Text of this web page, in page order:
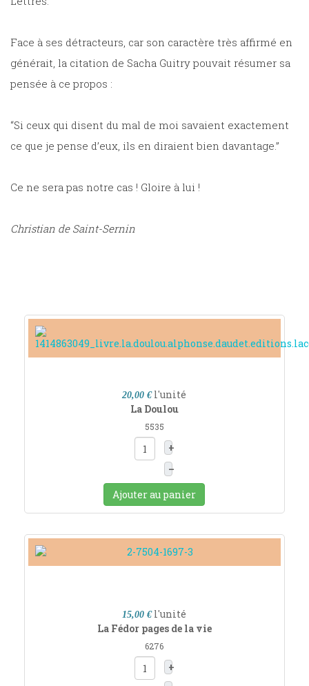
Face à ses détracteurs, car son caractère très affirmé en
générait, la citation de Sacha Guitry pouvait résumer sa
pensée à ce propos :
“Si ceux qui disent du mal de moi savaient exactement
ce que je pense d’eux, ils en diraient bien davantage.”
Ce ne sera pas notre cas ! Gloire à lui !
Christian de Saint-Sernin
20,00 € l'unité
La Doulou
5535
+
–
Ajouter au panier
15,00 € l'unité
La Fédor pages de la vie
6276
+